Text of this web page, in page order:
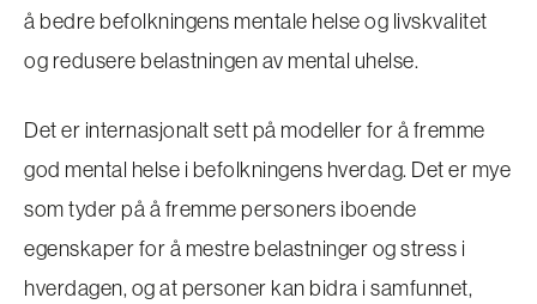
å bedre befolkningens mentale helse og livskvalitet
og redusere belastningen av mental uhelse.
Det er internasjonalt sett på modeller for å fremme
god mental helse i befolkningens hverdag. Det er mye
som tyder på å fremme personers iboende
egenskaper for å mestre belastninger og stress i
hverdagen, og at personer kan bidra i samfunnet,